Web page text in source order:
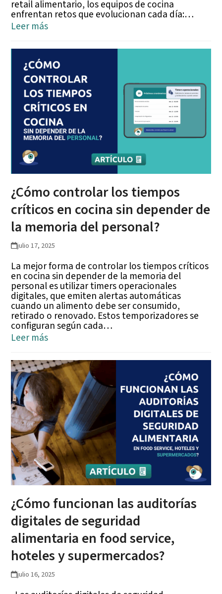
retail alimentario, los equipos de cocina
enfrentan retos que evolucionan cada día:…
Leer más
¿Cómo controlar los tiempos
críticos en cocina sin depender de
la memoria del personal?
julio 17, 2025
La mejor forma de controlar los tiempos críticos
en cocina sin depender de la memoria del
personal es utilizar timers operacionales
digitales, que emiten alertas automáticas
cuando un alimento debe ser consumido,
retirado o renovado. Estos temporizadores se
configuran según cada…
Leer más
¿Cómo funcionan las auditorías
digitales de seguridad
alimentaria en food service,
hoteles y supermercados?
julio 16, 2025